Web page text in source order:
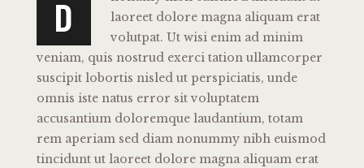
D
laoreet dolore magna aliquam erat
volutpat. Ut wisi enim ad minim
veniam, quis nostrud exerci tation ullamcorper
suscipit lobortis nisled ut perspiciatis, unde
omnis iste natus error sit voluptatem
accusantium doloremque laudantium, totam
rem aperiam sed diam nonummy nibh euismod
tincidunt ut laoreet dolore magna aliquam erat